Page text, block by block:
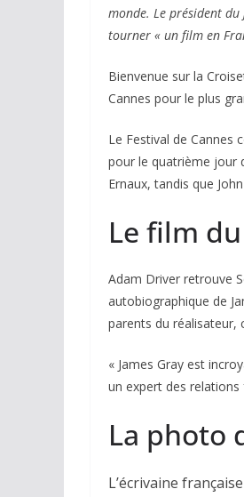
monde. Le président du
tourner « un film en
Bienvenue sur la
Cannes pour le plus
Le Festival de Cannes
pour le quatrième jour
Ernaux, tandis que
Le film
Adam Driver retrouve
autobiographique de
parents du réalisateur,
« James Gray est
un expert des relations
La photo
L’écrivaine